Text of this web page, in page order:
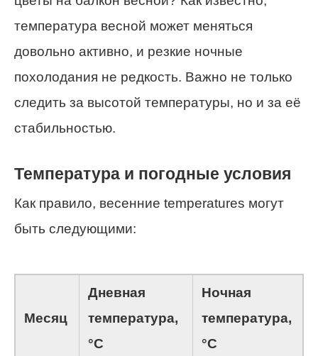
температура весной может меняться
довольно активно, и резкие ночные
похолодания не редкость. Важно не только
следить за высотой температуры, но и за её
стабильностью.
Температура и погодные условия
Как правило, весенние temperatures могут
быть следующими:
Месяц
Дневная
температура,
°C
Ночная
температура,
°C